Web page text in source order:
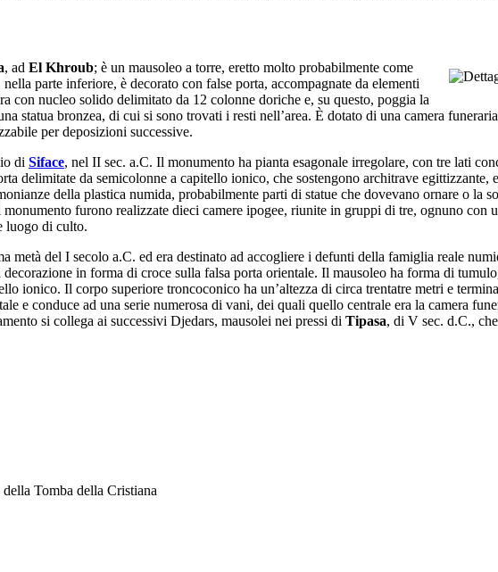
, ad El Khroub; è un mausoleo a torre, eretto molto probabilmente come
parte inferiore, è decorato con false porta, accompagnate da elementi
con nucleo solido delimitato da 12 colonne doriche e, su questo, poggia la
statua bronzea, di cui si sono trovati i resti nell’area. È dotato di una camera
per deposizioni successive.
di Siface, nel II sec. a.C. Il monumento ha pianta esagonale irregolare, con tre lati
delimitate da semicolonne a capitello ionico, che sostengono architrave egittizzante,
della plastica numida, probabilmente parti di statue che dovevano ornare o la
furono realizzate dieci camere ipogee, riunite in gruppi di tre, ognuno con
luogo di culto.
metà del I secolo a.C. ed era destinato ad accogliere i defunti della famiglia reale
decorazione in forma di croce sulla falsa porta orientale. Il mausoleo ha forma di
ionico. Il corpo superiore troncoconico ha un’altezza di circa trentatre metri e
e conduce ad una serie numerosa di vani, dei quali quello centrale era la camera
si collega ai successivi Djedars, mausolei nei pressi di Tipasa, di V sec. d.C.,